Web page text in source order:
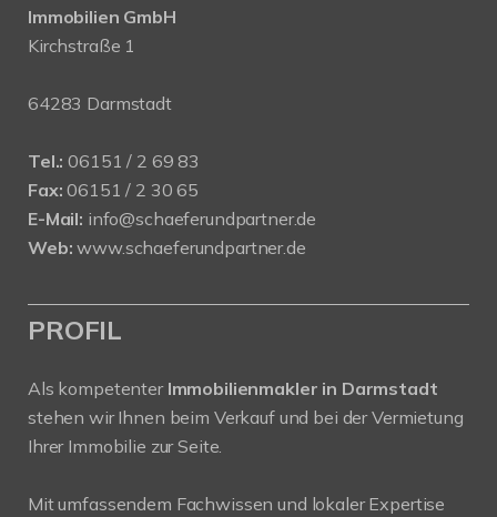
Immobilien GmbH
Kirchstraße 1
64283 Darmstadt
Tel.: 06151 / 2 69 83
Fax: 06151 / 2 30 65
E-Mail: info@schaeferundpartner.de
Web: www.schaeferundpartner.de
PROFIL
Als kompetenter Immobilienmakler in Darmstadt
stehen wir Ihnen beim Verkauf und bei der Vermietung
Ihrer Immobilie zur Seite.
Mit umfassendem Fachwissen und lokaler Expertise